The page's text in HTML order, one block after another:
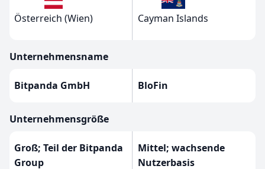
Österreich (Wien) Cayman Islands
Unternehmensname
Bitpanda GmbH BloFin
Unternehmensgröße
Groß; Teil der Bitpanda
Group
Mittel; wachsende
Nutzerbasis